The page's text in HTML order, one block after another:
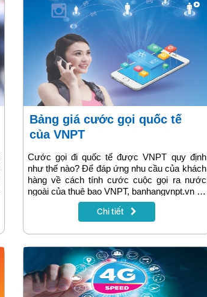
Bảng giá cước gọi quốc tế
của VNPT
Cước gọi đi quốc tế được VNPT quy định
như thế nào? Để đáp ứng nhu cầu của khách
hàng về cách tính cước cuộc gọi ra nước
ngoài của thuê bao VNPT, banhangvnpt.vn sẽ
cung cấp cho bạn bảng tổng hợp cước phí
khi gọi đến từng quốc gia và vùng lãnh thổ
có thể gọi trực tiếp đến tổng đài của VNPT
Hà Nội: 18001166
Chi tiết